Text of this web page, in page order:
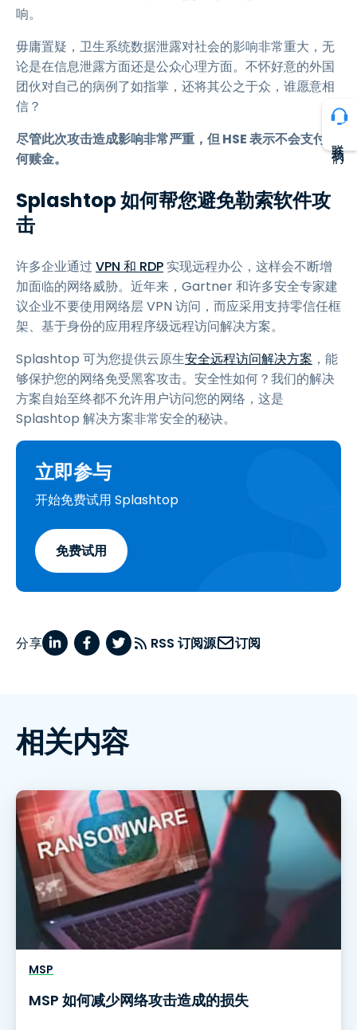
响。
毋庸置疑，卫生系统数据泄露对社会的影响非常重大，无
论是在信息泄露方面还是公众心理方面。不怀好意的外国
团伙对自己的病例了如指掌，还将其公之于众，谁愿意相
信？
尽管此次攻击造成影响非常严重，但 HSE 表示不会支付任
何赎金。
Splashtop 如何帮您避免勒索软件攻
击
许多企业通过 VPN 和 RDP 实现远程办公，这样会不断增
加面临的网络威胁。近年来，Gartner 和许多安全专家建
议企业不要使用网络层 VPN 访问，而应采用支持零信任框
架、基于身份的应用程序级远程访问解决方案。
Splashtop 可为您提供云原生安全远程访问解决方案 ，能
够保护您的网络免受黑客攻击。安全性如何？我们的解决
方案自始至终都不允许用户访问您的网络，这是
Splashtop 解决方案非常安全的秘诀。
立即参与
开始免费试用 Splashtop
免费试用
分享 RSS 订阅源 订阅
相关内容
MSP
MSP 如何减少网络攻击造成的损失